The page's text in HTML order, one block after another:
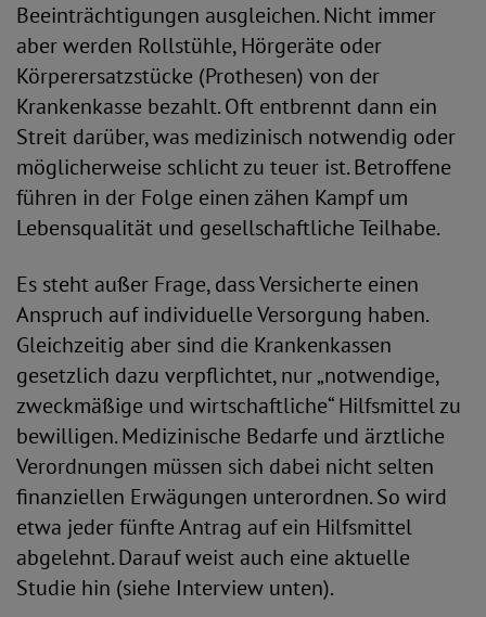
Beeinträchtigungen ausgleichen. Nicht immer
aber werden Rollstühle, Hörgeräte oder
Körperersatzstücke (Prothesen) von der
Krankenkasse bezahlt. Oft entbrennt dann ein
Streit darüber, was medizinisch notwendig oder
möglicherweise schlicht zu teuer ist. Betroffene
führen in der Folge einen zähen Kampf um
Lebensqualität und gesellschaftliche Teilhabe.
Es steht außer Frage, dass Versicherte einen
Anspruch auf individuelle Versorgung haben.
Gleichzeitig aber sind die Krankenkassen
gesetzlich dazu verpflichtet, nur „notwendige,
zweckmäßige und wirtschaftliche“ Hilfsmittel zu
bewilligen. Medizinische Bedarfe und ärztliche
Verordnungen müssen sich dabei nicht selten
finanziellen Erwägungen unterordnen. So wird
etwa jeder fünfte Antrag auf ein Hilfsmittel
abgelehnt. Darauf weist auch eine aktuelle
Studie hin (siehe Interview unten).